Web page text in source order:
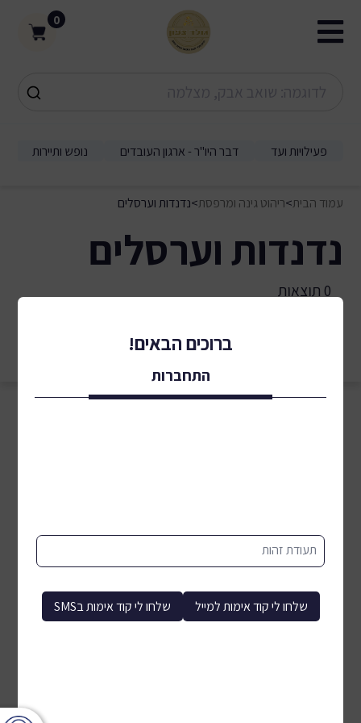
0
נופש ותיירות פעילויות ועד דבר היו"ר - ארגון העובדים
ברוכים הבאים!
התחברות
תעודת זהות
שלחו לי קוד אימות בSMS שלחו לי קוד אימות למייל
עמוד הבית>ריהוט גינה ומרפסת>נדנדות וערסלים
נדנדות וערסלים
0 תוצאות
מיון לפי: